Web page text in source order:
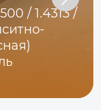
/ 1.4313 /